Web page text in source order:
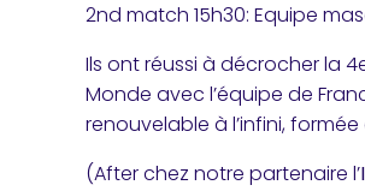
2nd match 15h30: Equipe
Ils ont réussi à décrocher la
Monde avec l’équipe de
renouvelable à l’infini,
(After chez notre partenaire l’